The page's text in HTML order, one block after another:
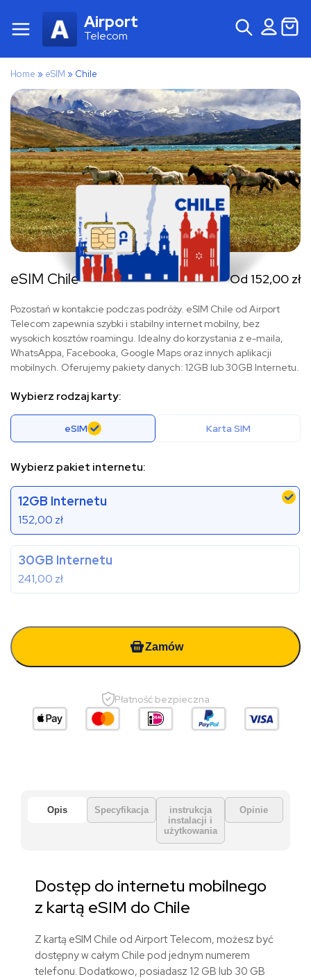
Airport
Telecom
Home » eSIM » Chile
eSIM Chile Od 152,00 zł
Pozostań w kontakcie podczas podróży. eSIM Chile od Airport
Telecom zapewnia szybki i stabilny internet mobilny, bez
wysokich kosztów roamingu. Idealny do korzystania z e-maila,
WhatsAppa, Facebooka, Google Maps oraz innych aplikacji
mobilnych. Oferujemy pakiety danych: 12GB lub 30GB Internetu.
Wybierz rodzaj karty:
eSIM Karta SIM
Wybierz pakiet internetu:
12GB Internetu
152,00 zł
30GB Internetu
241,00 zł
Zamów
Płatność bezpieczna
Opis Specyfikacja
instrukcja
instalacji i
użytkowania
Opinie
Dostęp do internetu mobilnego
z kartą eSIM do Chile
Z kartą eSIM Chile od Airport Telecom, możesz być
dostępny w całym Chile pod jednym numerem
telefonu. Dodatkowo, posiadasz 12 GB lub 30 GB